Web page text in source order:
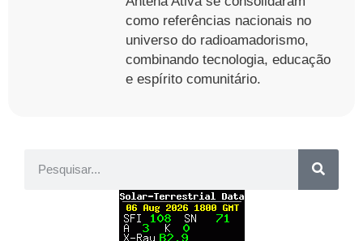
como referências nacionais no
universo do radioamadorismo,
combinando tecnologia, educação
e espírito comunitário.